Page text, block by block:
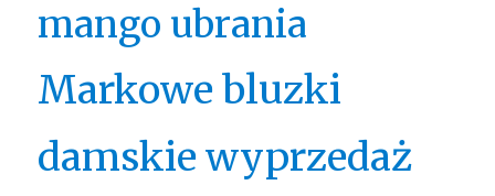
mango ubrania
Markowe bluzki
damskie wyprzedaż